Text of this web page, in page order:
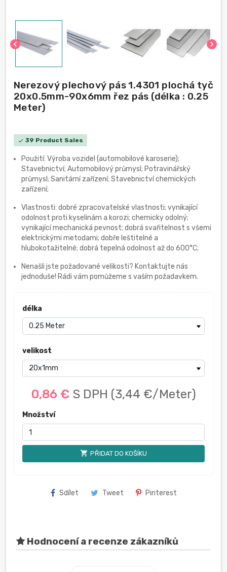
chevron_left chevron_right
Nerezový plechový pás 1.4301 plochá tyč
20x0.5mm-90x6mm řez pás (délka : 0.25
Meter)
check 39 Product Sales
Použití: Výroba vozidel (automobilové karoserie);
Stavebnictví; Automobilový průmysl; Potravinářský
průmysl; Sanitární zařízení; Stavebnictví chemických
zařízení;
Vlastnosti: dobré zpracovatelské vlastnosti; vynikající
odolnost proti kyselinám a korozi; chemicky odolný;
vynikající mechanická pevnost; dobrá svařitelnost s všemi
elektrickými metodami; dobře leštitelné a
hlubokotažitelné; dobrá tepelná odolnost až do 600°C;
Nenašli jste požadované velikosti? Kontaktujte nás
jednoduše! Rádi vám pomůžeme s vaším požadavkem.
délka
velikost
0,86 € S DPH (3,44 €/Meter)
Množství
shopping_cart PŘIDAT DO KOŠÍKU
Sdílet Tweet Pinterest
Hodnocení a recenze zákazníků